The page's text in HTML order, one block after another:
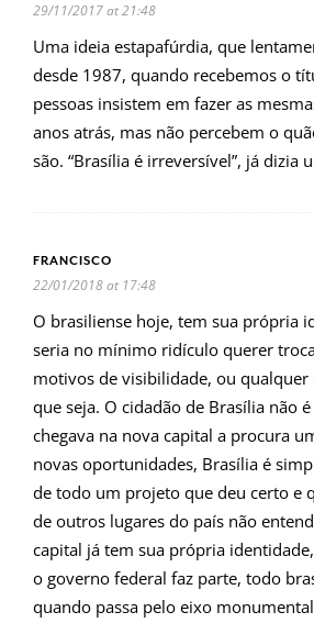
29/11/2017 at 21:48
Uma ideia estapafúrdia, que
desde 1987, quando recebemos o
pessoas insistem em fazer as
anos atrás, mas não percebem o
são. “Brasília é irreversível”, já dizia
FRANCISCO
22/01/2018 at 17:48
O brasiliense hoje, tem sua própria
seria no mínimo ridículo querer
motivos de visibilidade, ou
que seja. O cidadão de Brasília não
chegava na nova capital a procura
novas oportunidades, Brasília é
de todo um projeto que deu certo e
de outros lugares do país não
capital já tem sua própria
o governo federal faz parte, todo
quando passa pelo eixo